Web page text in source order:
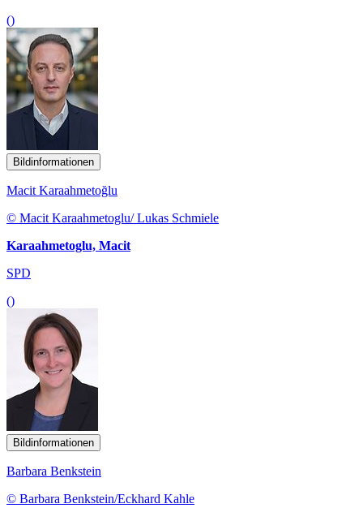
()
Bildinformationen
Macit Karaahmetoğlu
© Macit Karaahmetoglu/ Lukas Schmiele
Karaahmetoglu, Macit
SPD
()
Bildinformationen
Barbara Benkstein
© Barbara Benkstein/Eckhard Kahle